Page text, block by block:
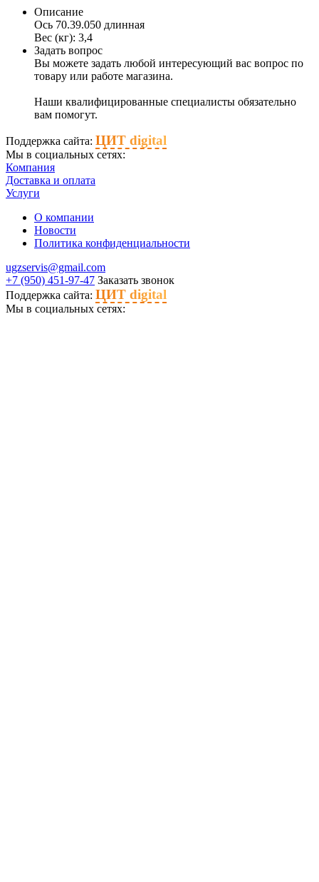
Описание
Ось 70.39.050 длинная
Вес (кг): 3,4
Задать вопрос
Вы можете задать любой интересующий вас вопрос по
товару или работе магазина.
Наши квалифицированные специалисты обязательно
вам помогут.
Поддержка сайта: ЦИТ digital
Мы в социальных сетях:
Компания
Доставка и оплата
Услуги
О компании
Новости
Политика конфиденциальности
ugzservis@gmail.com
+7 (950) 451-97-47 Заказать звонок
Поддержка сайта: ЦИТ digital
Мы в социальных сетях: